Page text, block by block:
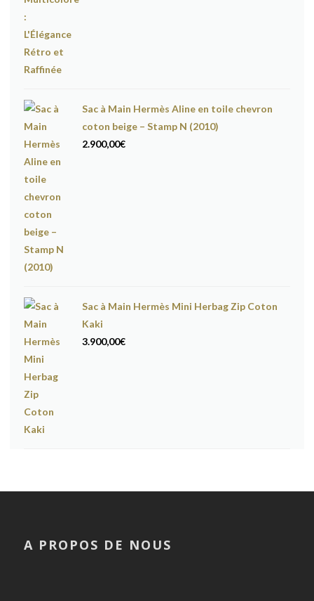
Sac à Main Hermès Aline en toile chevron
coton beige – Stamp N (2010)
2.900,00€
Sac à Main Hermès Mini Herbag Zip Coton
Kaki
3.900,00€
A PROPOS DE NOUS